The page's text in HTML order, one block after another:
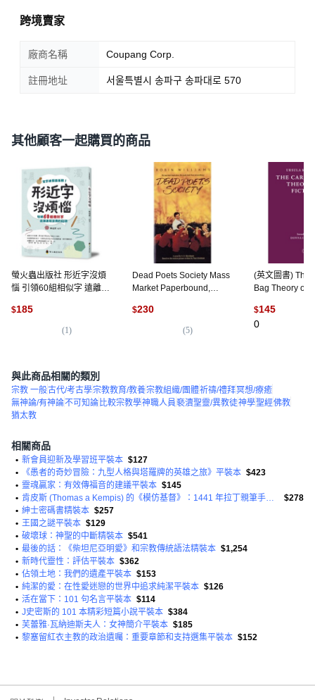
跨境賣家
廠商名稱 Coupang Corp.
註冊地址 서울특별시 송파구 송파대로 570
其他顧客一起購買的商品
螢火蟲出版社 形近字沒煩
惱 引領60組相似字 遠離航
$185
(1)
Dead Poets Society Mass
Market Paperbound,
$230
(5)
(英文圖書) The
Bag Theory of
$145
0
與此商品相關的類別
宗教 一般古代/考古學宗教教育/教養宗教組織/團體祈禱/禮拜冥想/療癒
無神論/有神論不可知論比較宗教學神職人員褻瀆聖靈/異教徒神學聖經佛教
猶太教
相關商品
• 新會員迎新及學習班平裝本 $127
•
《愚者的奇妙冒險：九型人格與塔羅牌的英雄之旅》平裝本 $423
• 靈魂贏家：有效傳福音的建議平裝本 $145
•
肯皮斯 (Thomas a Kempis) 的《模仿基督》：1441 年拉丁親筆手稿精裝本新讀
$278
• 紳士密碼書精裝本 $257
• 王國之謎平裝本 $129
• 破壞球：神聖的中斷精裝本 $541
• 最後的話：《柴坦尼亞明愛》和宗教傳統語法精裝本 $1,254
• 新時代靈性：評估平裝本 $362
• 佔領土地：我們的遺產平裝本 $153
• 純潔的愛：在性愛迷戀的世界中追求純潔平裝本 $126
• 活在當下：101 句名言平裝本 $114
• J史密斯的 101 本精彩短篇小說平裝本 $384
• 芙蕾雅·瓦納迪斯夫人：女神簡介平裝本 $185
• 黎塞留紅衣主教的政治遺囑：重要章節和支持選集平裝本 $152